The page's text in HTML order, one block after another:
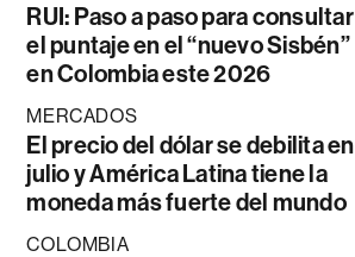
RUI: Paso a paso para consultar
el puntaje en el “nuevo Sisbén”
en Colombia este 2026
MERCADOS
El precio del dólar se debilita en
julio y América Latina tiene la
moneda más fuerte del mundo
COLOMBIA